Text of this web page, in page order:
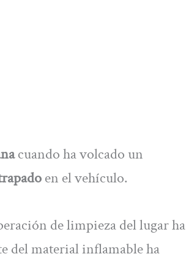
cuando ha volcado un
en el vehículo.
de limpieza del lugar ha
del material inflamable ha